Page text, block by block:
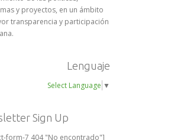
y proyectos, en un ámbito
transparencia y participación
Lenguaje
Select Language ▼
Sign Up
form-7 404 "No encontrado"]